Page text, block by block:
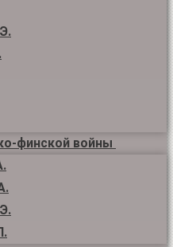
финской войны